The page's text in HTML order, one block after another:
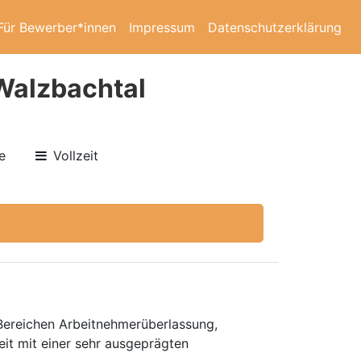
Bewerber*innen Impressum Datenschutzerklärung
Vollzeit
Arbeitnehmerüberlassung,
mit einer sehr ausgeprägten